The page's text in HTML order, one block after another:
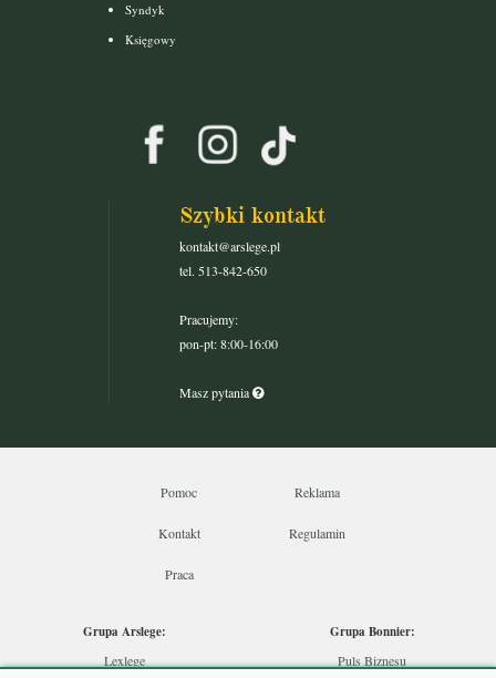
Syndyk
Księgowy
Szybki kontakt
kontakt@arslege.pl
tel. 513-842-650
Pracujemy:
pon-pt: 8:00-16:00
Masz pytania
Pomoc Reklama
Kontakt Regulamin
Praca
Grupa Arslege:
Lexlege
Grupa Bonnier:
Puls Biznesu